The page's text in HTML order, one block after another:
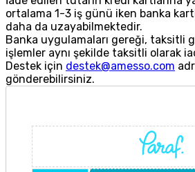
ortalama 1-3 iş günü iken banka
daha da uzayabilmektedir.
Banka uygulamaları gereği, taksitli
işlemler aynı şekilde taksitli olarak
Destek için destek@amesso.com
gönderebilirsiniz.